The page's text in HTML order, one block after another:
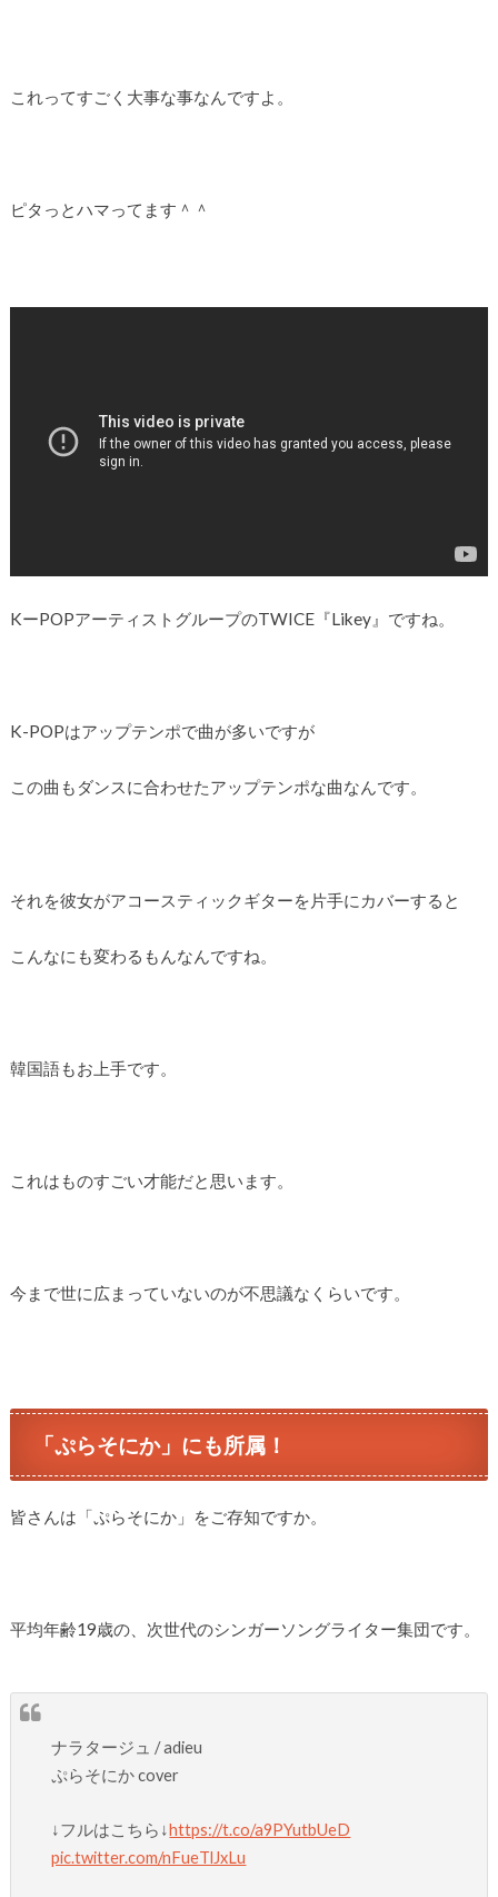
これってすごく大事な事なんですよ。
ピタっとハマってます＾＾
KーPOPアーティストグループのTWICE『Likey』ですね。
K-POPはアップテンポで曲が多いですが
この曲もダンスに合わせたアップテンポな曲なんです。
それを彼女がアコースティックギターを片手にカバーすると
こんなにも変わるもんなんですね。
韓国語もお上手です。
これはものすごい才能だと思います。
今まで世に広まっていないのが不思議なくらいです。
「ぷらそにか」にも所属！
皆さんは「ぷらそにか」をご存知ですか。
平均年齢19歳の、次世代のシンガーソングライター集団です。
ナラタージュ / adieu
ぷらそにか cover
↓フルはこちら↓https://t.co/a9PYutbUeD
pic.twitter.com/nFueTlJxLu